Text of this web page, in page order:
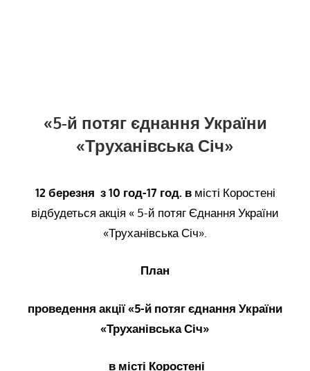
«5-й потяг єднання України
«Труханівська Січ»
12 березня з10 год-17 год. вмісті Коростені
відбудеться акція « 5-й потяг Єднання України
«Труханівська Січ».
План
проведення акції «5-й потяг єднання України
«Труханівська Січ»
в місті Коростені